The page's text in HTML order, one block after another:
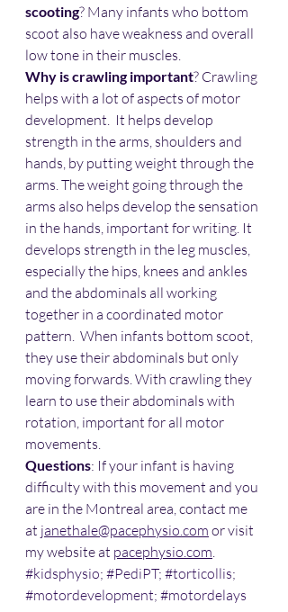
scooting? Many infants who bottom
scoot also have weakness and overall
low tone in their muscles.
Why is crawling important? Crawling
helps with a lot of aspects of motor
development.  It helps develop
strength in the arms, shoulders and
hands, by putting weight through the
arms. The weight going through the
arms also helps develop the sensation
in the hands, important for writing. It
develops strength in the leg muscles,
especially the hips, knees and ankles
and the abdominals all working
together in a coordinated motor
pattern.  When infants bottom scoot,
they use their abdominals but only
moving forwards. With crawling they
learn to use their abdominals with
rotation, important for all motor
movements.
Questions: If your infant is having
difficulty with this movement and you
are in the Montreal area, contact me
at janethale@pacephysio.com or visit
my website at pacephysio.com.
#kidsphysio; #PediPT; #torticollis;
#motordevelopment; #motordelays